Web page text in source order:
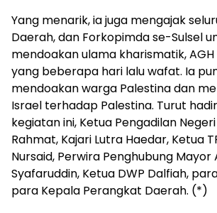
Yang menarik, ia juga mengajak
Daerah, dan Forkopimda se-Sulsel
mendoakan ulama kharismatik, AGH
yang beberapa hari lalu wafat. Ia
mendoakan warga Palestina dan
Israel terhadap Palestina. Turut
kegiatan ini, Ketua Pengadilan
Rahmat, Kajari Lutra Haedar, Ketua
Nursaid, Perwira Penghubung Mayor
Syafaruddin, Ketua DWP Dalfiah,
para Kepala Perangkat Daerah. (*)